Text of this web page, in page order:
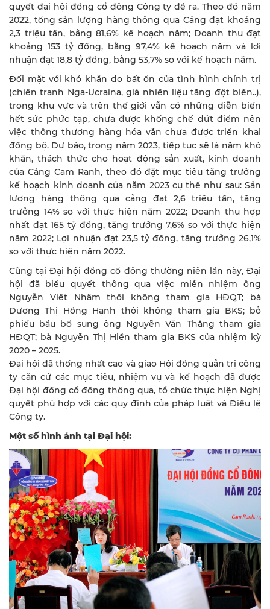
quyết đại hội đồng cổ đông Công ty đề ra. Theo đó năm
2022, tổng sản lượng hàng thông qua Cảng đạt khoảng
2,3 triệu tấn, bằng 81,6% kế hoạch năm; Doanh thu đạt
khoảng 153 tỷ đồng, bằng 97,4% kế hoạch năm và lợi
nhuận đạt 18,8 tỷ đồng, bằng 53,7% so với kế hoạch năm.
Đối mặt với khó khăn do bất ổn của tình hình chính trị
(chiến tranh Nga-Ucraina, giá nhiên liệu tăng đột biến..),
trong khu vực và trên thế giới vẫn có những diễn biến
hết sức phức tạp, chưa được khống chế dứt điểm nên
việc thông thương hàng hóa vẫn chưa được triển khai
đồng bộ. Dự báo, trong năm 2023, tiếp tục sẽ là năm khó
khăn, thách thức cho hoạt động sản xuất, kinh doanh
của Cảng Cam Ranh, theo đó đặt mục tiêu tăng trưởng
kế hoạch kinh doanh của năm 2023 cụ thể như sau: Sản
lượng hàng thông qua cảng đạt 2,6 triệu tấn, tăng
trưởng 14% so với thực hiện năm 2022; Doanh thu hợp
nhất đạt 165 tỷ đồng, tăng trưởng 7,6% so với thực hiện
năm 2022; Lợi nhuận đạt 23,5 tỷ đồng, tăng trưởng 26,1%
so với thực hiện năm 2022.
Cũng tại Đại hội đồng cổ đông thường niên lần này, Đại
hội đã biểu quyết thông qua việc miễn nhiệm ông
Nguyễn Viết Nhâm thôi không tham gia HĐQT; bà
Dương Thị Hồng Hạnh thôi không tham gia BKS; bỏ
phiếu bầu bổ sung ông Nguyễn Văn Thắng tham gia
HĐQT; bà Nguyễn Thị Hiền tham gia BKS của nhiệm kỳ
2020 – 2025.
Đại hội đã thống nhất cao và giao Hội đồng quản trị công
ty căn cứ các mục tiêu, nhiệm vụ và kế hoạch đã được
Đại hội đồng cổ đông thông qua, tổ chức thực hiện Nghị
quyết phù hợp với các quy định của pháp luật và Điều lệ
Công ty.
Một số hình ảnh tại Đại hội: